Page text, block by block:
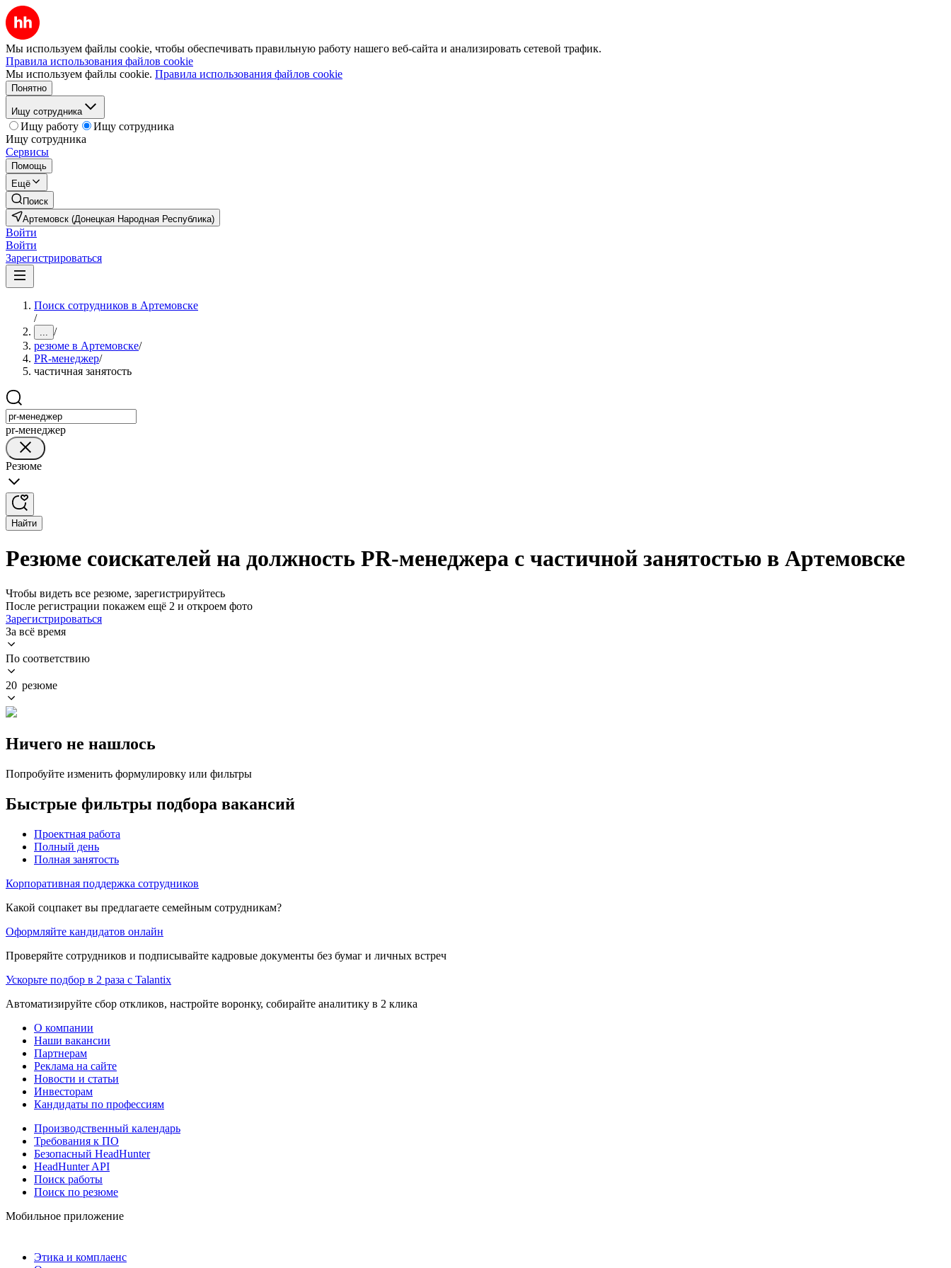
Мы используем файлы cookie, чтобы обеспечивать правильную работу нашего веб-сайта и анализировать сетевой трафик.
Правила использования файлов cookie
Мы используем файлы cookie. Правила использования файлов cookie
Понятно
Ищу сотрудника
Ищу работу
Ищу сотрудника
Ищу сотрудника
Сервисы
Помощь
Ещё
Поиск
Артемовск (Донецкая Народная Республика)
Войти
Войти
Зарегистрироваться
Поиск сотрудников в Артемовске
/
... /
резюме в Артемовске/
PR-менеджер/
частичная занятость
pr-менеджер
Резюме
Найти
Резюме соискателей на должность PR-менеджера с частичной занятостью в Артемовске
Чтобы видеть все резюме, зарегистрируйтесь
После регистрации покажем ещё 2 и откроем фото
Зарегистрироваться
За всё время
По соответствию
20 резюме
Ничего не нашлось
Попробуйте изменить формулировку или фильтры
Быстрые фильтры подбора вакансий
Проектная работа
Полный день
Полная занятость
Корпоративная поддержка сотрудников
Какой соцпакет вы предлагаете семейным сотрудникам?
Оформляйте кандидатов онлайн
Проверяйте сотрудников и подписывайте кадровые документы без бумаг и личных встреч
Ускорьте подбор в 2 раза с Talantix
Автоматизируйте сбор откликов, настройте воронку, собирайте аналитику в 2 клика
О компании
Наши вакансии
Партнерам
Реклама на сайте
Новости и статьи
Инвесторам
Кандидаты по профессиям
Производственный календарь
Требования к ПО
Безопасный HeadHunter
HeadHunter API
Поиск работы
Поиск по резюме
Мобильное приложение
Этика и комплаенс